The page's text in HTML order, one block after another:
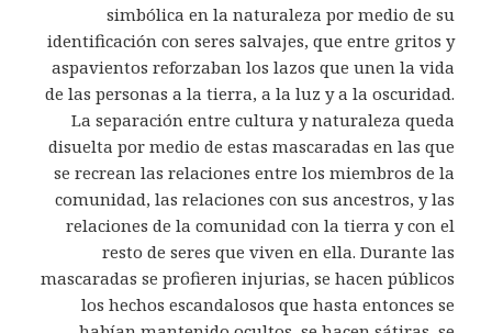
simbólica en la naturaleza por medio de su
identificación con seres salvajes, que entre gritos y
aspavientos reforzaban los lazos que unen la vida
de las personas a la tierra, a la luz y a la oscuridad.
La separación entre cultura y naturaleza queda
disuelta por medio de estas mascaradas en las que
se recrean las relaciones entre los miembros de la
comunidad, las relaciones con sus ancestros, y las
relaciones de la comunidad con la tierra y con el
resto de seres que viven en ella. Durante las
mascaradas se profieren injurias, se hacen públicos
los hechos escandalosos que hasta entonces se